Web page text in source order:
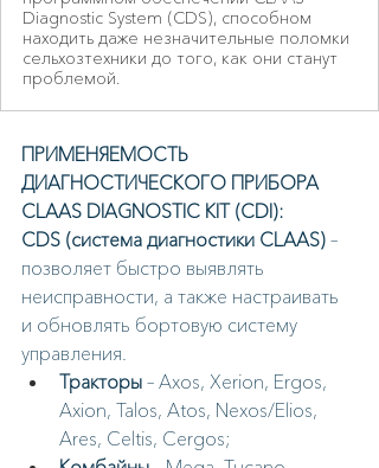
Diagnostic System (CDS), способном
находить даже незначительные поломки
сельхозтехники до того, как они станут
проблемой.
ПРИМЕНЯЕМОСТЬ
ДИАГНОСТИЧЕСКОГО ПРИБОРА
CLAAS DIAGNOSTIC KIT (CDI):
CDS (система диагностики CLAAS) –
позволяет быстро выявлять
неисправности, а также настраивать
и обновлять бортовую систему
управления.
Тракторы – Axos, Xerion, Ergos,
Axion, Talos, Atos, Nexos/Elios,
Ares, Celtis, Cergos;